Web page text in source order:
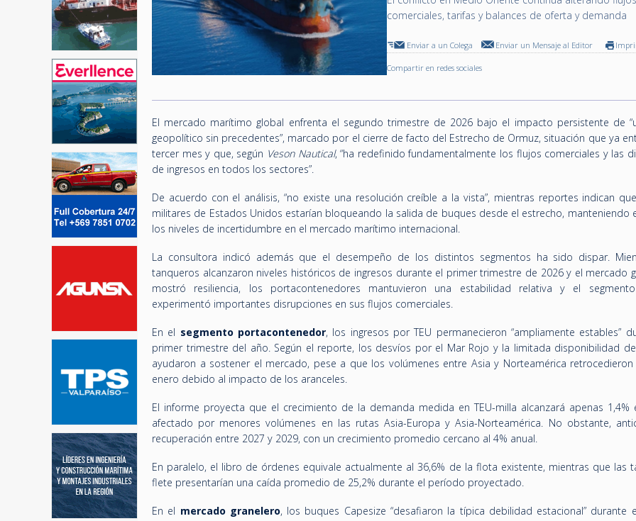
comerciales, tarifas y balances de oferta y demanda
Enviar a un Colega Enviar un Mensaje al Editor
Compartir en redes sociales
El mercado marítimo global enfrenta el segundo trimestre de 2026 bajo el impacto persistente de
geopolítico sin precedentes”, marcado por el cierre de facto del Estrecho de Ormuz, situación que ya
tercer mes y que, según Veson Nautical, “ha redefinido fundamentalmente los flujos comerciales y las
de ingresos en todos los sectores”.
De acuerdo con el análisis, “no existe una resolución creíble a la vista”, mientras reportes indican
militares de Estados Unidos estarían bloqueando la salida de buques desde el estrecho, manteniendo
los niveles de incertidumbre en el mercado marítimo internacional.
La consultora indicó además que el desempeño de los distintos segmentos ha sido dispar.
tanqueros alcanzaron niveles históricos de ingresos durante el primer trimestre de 2026 y el mercado
mostró resiliencia, los portacontenedores mantuvieron una estabilidad relativa y el
experimentó importantes disrupciones en sus flujos comerciales.
En el segmento portacontenedor, los ingresos por TEU permanecieron “ampliamente estables”
primer trimestre del año. Según el reporte, los desvíos por el Mar Rojo y la limitada disponibilidad
ayudaron a sostener el mercado, pese a que los volúmenes entre Asia y Norteamérica retrocedieron
enero debido al impacto de los aranceles.
El informe proyecta que el crecimiento de la demanda medida en TEU-milla alcanzará apenas 1,4%
afectado por menores volúmenes en las rutas Asia-Europa y Asia-Norteamérica. No obstante,
recuperación entre 2027 y 2029, con un crecimiento promedio cercano al 4% anual.
En paralelo, el libro de órdenes equivale actualmente al 36,6% de la flota existente, mientras que las
flete presentarían una caída promedio de 25,2% durante el período proyectado.
En el mercado granelero, los buques Capesize “desafiaron la típica debilidad estacional” durante